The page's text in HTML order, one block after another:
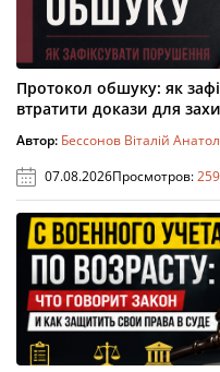
Протокол обшуку: як
втратити докази для
Автор: Бессонов Віталій
07.08.2026Просмотров:259